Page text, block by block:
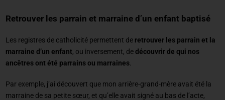
Retrouver les parrain et marraine d’un enfant baptisé
Les registres de catholicité permettent de retrouver les parrain et la
marraine d’un enfant, ou inversement, dedécouvrir de qui nos
ancêtres ont été parrains ou marraines.
Par exemple, j’ai découvert que mon arrière-grand-mère avait été la
marraine de sa petite sœur, et qu’elle avait signé au bas de l’acte,